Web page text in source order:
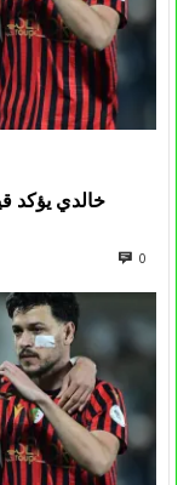
خالدي يؤكد
0